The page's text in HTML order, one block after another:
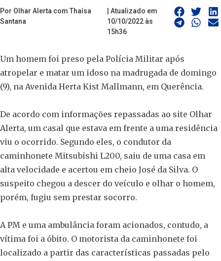
Por Olhar Alerta com Thaísa
Santana
| Atualizado em
10/10/2022 às
15h36
Um homem foi preso pela Polícia Militar após
atropelar e matar um idoso na madrugada de domingo
(9), na Avenida Herta Kist Mallmann, em Querência.
De acordo com informações repassadas ao site Olhar
Alerta, um casal que estava em frente a uma residência
viu o ocorrido. Segundo eles, o condutor da
caminhonete Mitsubishi L200, saiu de uma casa em
alta velocidade e acertou em cheio José da Silva. O
suspeito chegou a descer do veículo e olhar o homem,
porém, fugiu sem prestar socorro.
A PM e uma ambulância foram acionados, contudo, a
vítima foi a óbito. O motorista da caminhonete foi
localizado a partir das características passadas pelo